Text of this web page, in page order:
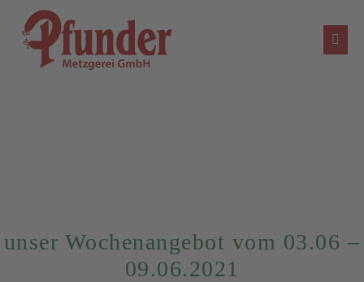
Inhalt
springen
unser Wochenangebot vom 03.06 –
09.06.2021